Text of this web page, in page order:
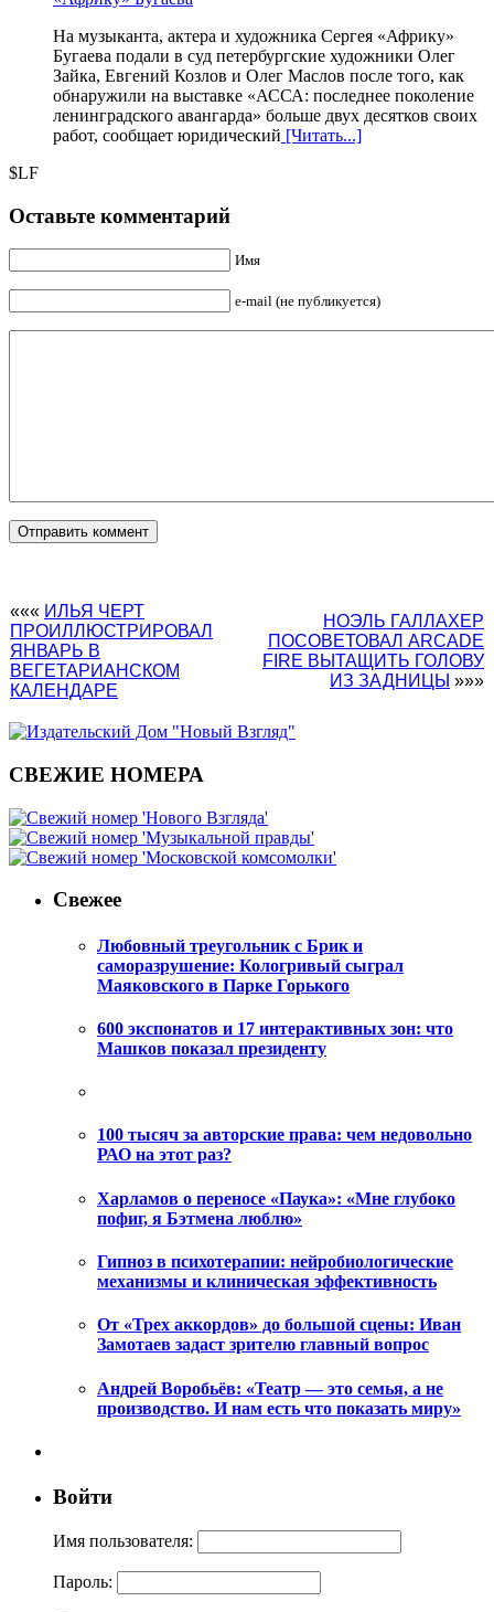
На музыканта, актера и художника Сергея «Африку»
Бугаева подали в суд петербургские художники Олег
Зайка, Евгений Козлов и Олег Маслов после того, как
обнаружили на выставке «АССА: последнее поколение
ленинградского авангарда» больше двух десятков своих
работ, сообщает юридический [Читать...]
$LF
Оставьте комментарий
Имя
e-mail (не публикуется)
««« ИЛЬЯ ЧЕРТ
ПРОИЛЛЮСТРИРОВАЛ
ЯНВАРЬ В
ВЕГЕТАРИАНСКОМ
КАЛЕНДАРЕ
НОЭЛЬ ГАЛЛАХЕР
ПОСОВЕТОВАЛ ARCADE
FIRE ВЫТАЩИТЬ ГОЛОВУ
ИЗ ЗАДНИЦЫ »»»
СВЕЖИЕ НОМЕРА
Свежее
Любовный треугольник с Брик и
саморазрушение: Кологривый сыграл
Маяковского в Парке Горького
600 экспонатов и 17 интерактивных зон: что
Машков показал президенту
100 тысяч за авторские права: чем недовольно
РАО на этот раз?
Харламов о переносе «Паука»: «Мне глубоко
пофиг, я Бэтмена люблю»
Гипноз в психотерапии: нейробиологические
механизмы и клиническая эффективность
От «Трех аккордов» до большой сцены: Иван
Замотаев задаст зрителю главный вопрос
Андрей Воробьёв: «Театр — это семья, а не
производство. И нам есть что показать миру»
Войти
Имя пользователя:
Пароль: